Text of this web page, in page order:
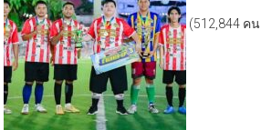
(512,844 คน